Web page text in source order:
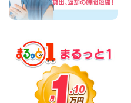
100円レンタカー ベイシティ宇品
2026年08月08日
100円レンタカー 四日市インター
2026年08月08日
定!!夏季特別キャンペーン
奈川県 横浜弥生台店
100円レンタカー 横浜弥生台
2026年08月08日